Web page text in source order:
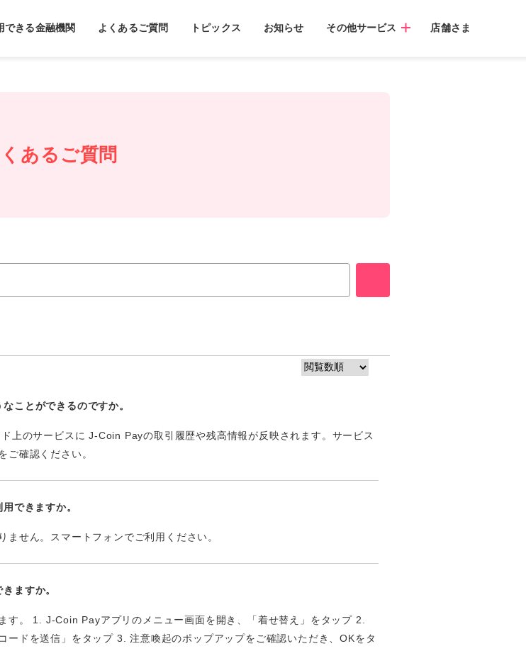
できる金融機関 よくあるご質問 トピックス お知らせ その他サービス 店舗さま
あるご質問
ことができるのですか。
上のサービスに J-Coin Payの取引履歴や残高情報が反映されます。サービス
ご確認ください。
できますか。
せん。スマートフォンでご利用ください。
ますか。
す。 1. J-Coin Payアプリのメニュー画面を開き、「着せ替え」をタップ 2.
ードを送信」をタップ 3. 注意喚起のポップアップをご確認いただき、OKをタ